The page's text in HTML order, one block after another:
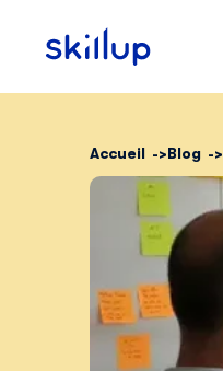
Clients
Accueil Blog